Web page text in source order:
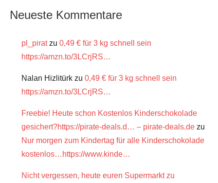
Neueste Kommentare
pl_piratzu 0,49 € für 3 kg schnell sein
https://amzn.to/3LCrjRS…
Nalan Hizlitürk zu 0,49 € für 3 kg schnell sein
https://amzn.to/3LCrjRS…
Freebie! Heute schon Kostenlos Kinderschokolade
gesichert?https://pirate-deals.d… – pirate-deals.de zu
Nur morgen zum Kindertag für alle Kinderschokolade
kostenlos…https://www.kinde…
Nicht vergessen, heute euren Supermarkt zu